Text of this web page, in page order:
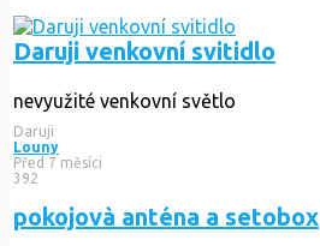
Daruji venkovní svitidlo
nevyužité venkovní světlo
Daruji
Louny
Před 7 měsíci
392
pokojovà anténa a setobox